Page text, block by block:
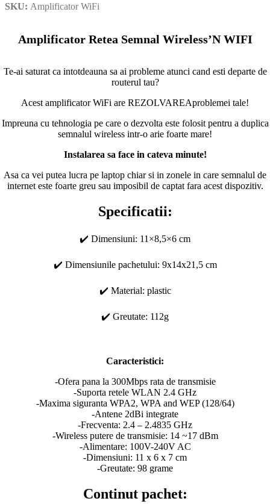
SKU: Amplificator WiFi
Amplificator Retea Semnal Wireless’N WIFI
Te-ai saturat ca intotdeauna sa ai probleme atunci cand esti departe de
routerul tau?
Acest amplificator WiFi are REZOLVAREAproblemei tale!
Impreuna cu tehnologia pe care o dezvolta este folosit pentru a duplica
semnalul wireless intr-o arie foarte mare!
Instalarea sa face in cateva minute!
Asa ca vei putea lucra pe laptop chiar si in zonele in care semnalul de
internet este foarte greu sau imposibil de captat fara acest dispozitiv.
Specificatii:
✔️ Dimensiuni: 11×8,5×6 cm
✔️ Dimensiunile pachetului: 9x14x21,5 cm
✔️ Material: plastic
✔️ Greutate: 112g
Caracteristici:
-Ofera pana la 300Mbps rata de transmisie
-Suporta retele WLAN 2.4 GHz
-Maxima siguranta WPA2, WPA and WEP (128/64)
-Antene 2dBi integrate
-Frecventa: 2.4 – 2.4835 GHz
-Wireless putere de transmisie: 14 ~17 dBm
-Alimentare: 100V-240V AC
-Dimensiuni: 11 x 6 x 7 cm
-Greutate: 98 grame
Continut pachet: